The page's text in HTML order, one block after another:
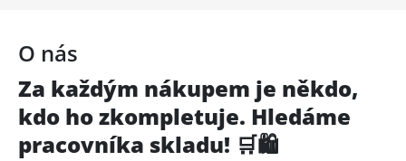
O nás
Za každým nákupem je někdo,
kdo ho zkompletuje. Hledáme
pracovníka skladu! 🛒🛍️